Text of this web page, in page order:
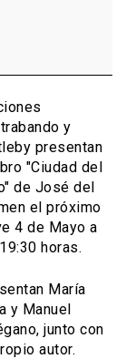
y
presentan
"Ciudad del
de José del
el próximo
4 de Mayo a
horas.
María
y Manuel
junto con
autor.